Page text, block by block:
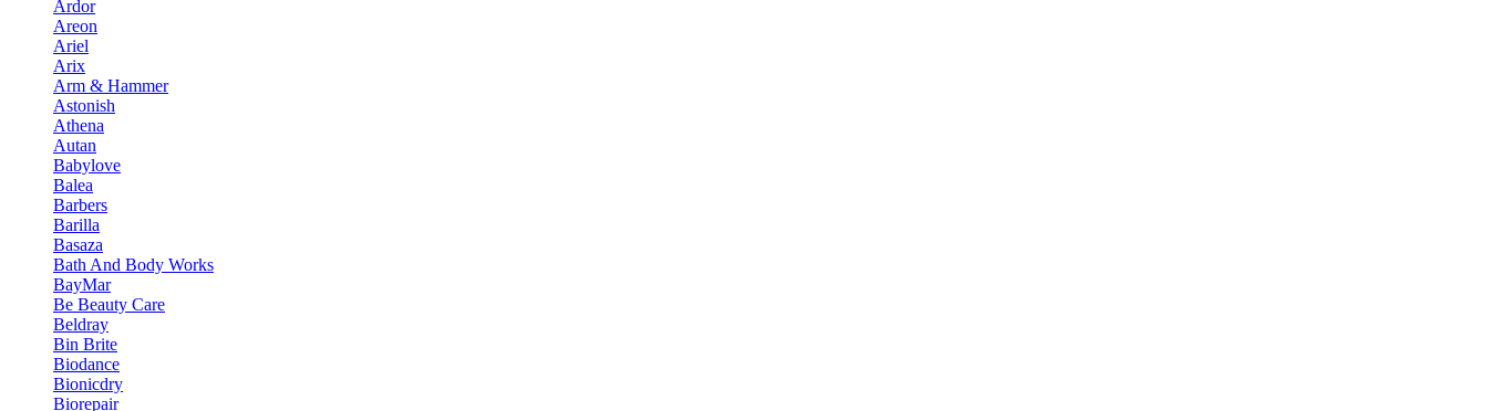
Ardor
Areon
Ariel
Arix
Arm & Hammer
Astonish
Athena
Autan
Babylove
Balea
Barbers
Barilla
Basaza
Bath And Body Works
BayMar
Be Beauty Care
Beldray
Bin Brite
Biodance
Bionicdry
Biorepair